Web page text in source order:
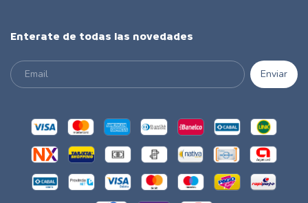
Enterate de todas las novedades